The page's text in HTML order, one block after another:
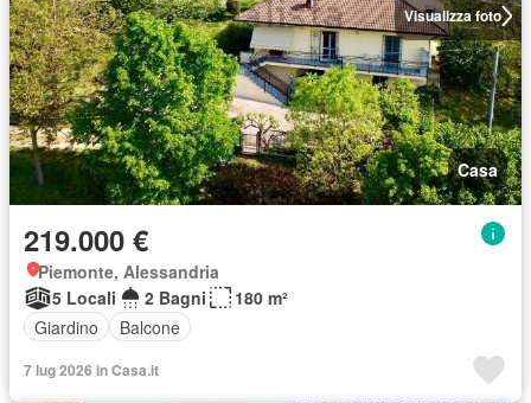
Visualizza foto
Casa
219.000 €
Piemonte, Alessandria
5 Locali
2 Bagni
180 m²
Giardino
Balcone
7 lug 2026 in Casa.it